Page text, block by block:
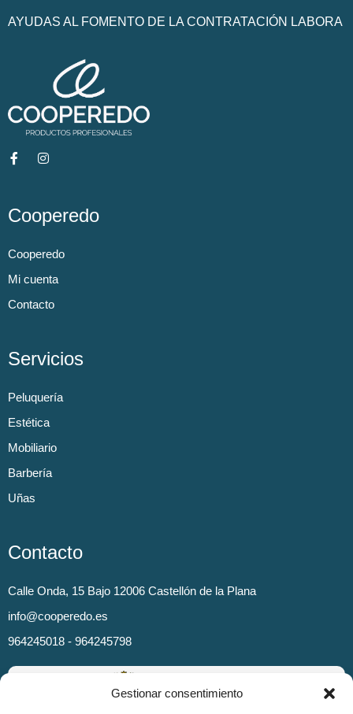
Gestionar consentimiento
AYUDAS AL FOMENTO DE LA CONTRATACIÓN LABORA
Cooperedo
Cooperedo
Mi cuenta
Contacto
Servicios
Peluquería
Estética
Mobiliario
Barbería
Uñas
Contacto
Calle Onda, 15 Bajo 12006 Castellón de la Plana
info@cooperedo.es
964245018 - 964245798